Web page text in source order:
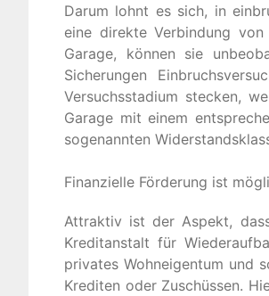
Darum lohnt es sich, in
eine direkte Verbindung
Garage, können sie
Sicherungen
Versuchsstadium stecken,
Garage mit einem
sogenannten
Finanzielle Förderung ist
Attraktiv ist der Aspekt,
Kreditanstalt für
privates Wohneigentum und
Krediten oder Zuschüssen.